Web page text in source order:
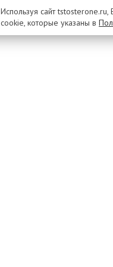
Используя сайт
cookie, которые указаны в